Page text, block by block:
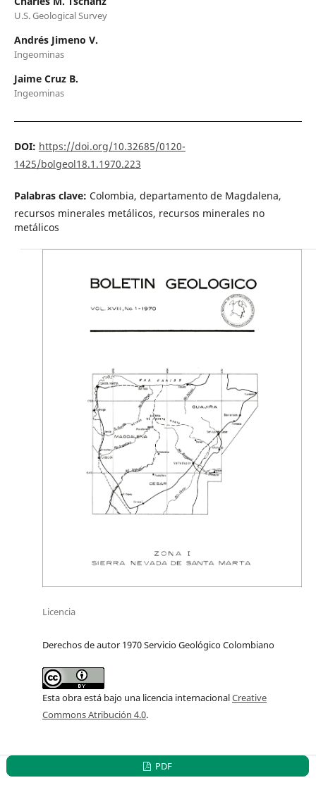
U.S. Geological Survey
Andrés Jimeno V.
Ingeominas
Jaime Cruz B.
Ingeominas
DOI: https://doi.org/10.32685/0120-
1425/bolgeol18.1.1970.223
Palabras clave: Colombia, departamento de Magdalena,
recursos minerales metálicos, recursos minerales no
metálicos
Licencia
Derechos de autor 1970 Servicio Geológico Colombiano
Esta obra está bajo una licencia internacionalCreative
Commons Atribución 4.0.
PDF